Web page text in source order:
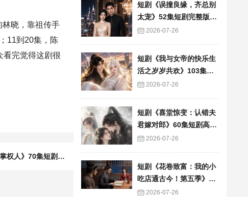
晓，靠祖传手
11到20集，陈
看完觉得这剧很
下一篇：短剧《笑我捡傻子，殊不知他是幕后掌权人》70集短剧免费观看完整版
短剧《误撞良缘，齐总别
太宠》52集短剧完整版免
费畅享观看
2026-07-26
短剧《我与女帝的快乐生
活之岁岁共欢》103集短
剧全集在线畅快看
2026-07-26
短剧《喜堂惊变：认错夫
君嫁对郎》60集短剧高清
全集在线速看
2026-07-26
短剧《花卷致富：我的小
吃店通古今！第五季》90
集短剧免费追剧全集资源
2026-07-26